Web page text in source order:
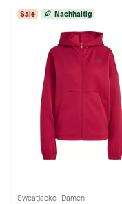
Sale Nachhaltig
Sweatjacke · Damen